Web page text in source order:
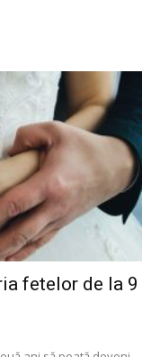
fetelor de la 9